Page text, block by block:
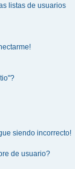
listas de usuarios
siendo incorrecto!
de usuario?